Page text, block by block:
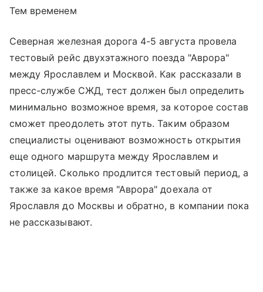
Тем временем
Северная железная дорога 4-5 августа провела
тестовый рейс двухэтажного поезда "Аврора"
между Ярославлем и Москвой. Как рассказали в
пресс-службе СЖД, тест должен был определить
минимально возможное время, за которое состав
сможет преодолеть этот путь. Таким образом
специалисты оценивают возможность открытия
еще одного маршрута между Ярославлем и
столицей. Сколько продлится тестовый период, а
также за какое время "Аврора" доехала от
Ярославля до Москвы и обратно, в компании пока
не рассказывают.